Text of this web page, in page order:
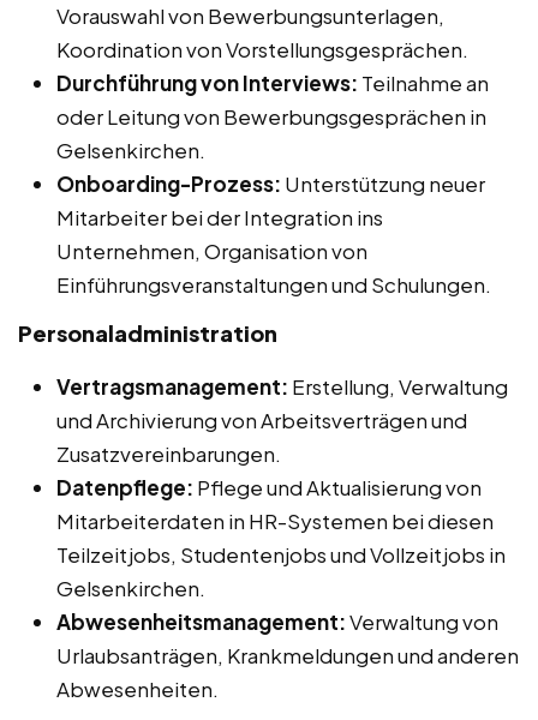
Vorauswahl von Bewerbungsunterlagen,
Koordination von Vorstellungsgesprächen.
Durchführung von Interviews: Teilnahme an
oder Leitung von Bewerbungsgesprächen in
Gelsenkirchen.
Onboarding-Prozess: Unterstützung neuer
Mitarbeiter bei der Integration ins
Unternehmen, Organisation von
Einführungsveranstaltungen und Schulungen.
Personaladministration
Vertragsmanagement: Erstellung, Verwaltung
und Archivierung von Arbeitsverträgen und
Zusatzvereinbarungen.
Datenpflege: Pflege und Aktualisierung von
Mitarbeiterdaten in HR-Systemen bei diesen
Teilzeitjobs, Studentenjobs und Vollzeitjobs in
Gelsenkirchen.
Abwesenheitsmanagement:Verwaltung von
Urlaubsanträgen, Krankmeldungen und anderen
Abwesenheiten.